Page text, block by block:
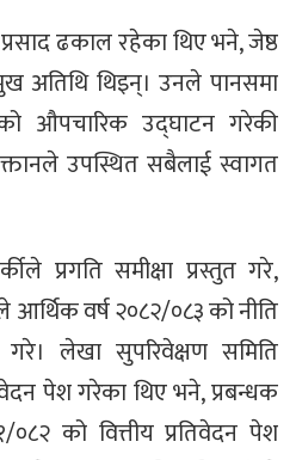
ढकाल रहेका थिए भने, जेष्ठ
अतिथि थिइन्। उनले पानसमा
औपचारिक उद्घाटन गरेकी
उपस्थित सबैलाई स्वागत
प्रगति समीक्षा प्रस्तुत गरे,
आर्थिक वर्ष २०८२/०८३ को नीति
लेखा सुपरिवेक्षण समिति
पेश गरेका थिए भने, प्रबन्धक
०८२ को वित्तीय प्रतिवेदन पेश